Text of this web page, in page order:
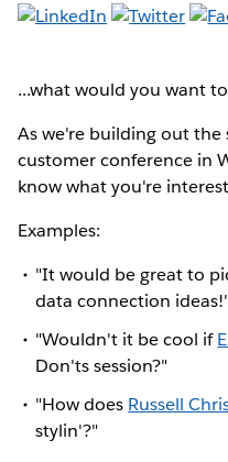
...what would you want
As we're building out the
customer conference in
know what you're
Examples:
"It would be great to
data connection
"Wouldn't it be cool if
Don'ts session?"
"How does Russell
stylin'?"